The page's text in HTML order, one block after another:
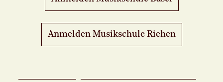
Anmelden Musikschule Riehen